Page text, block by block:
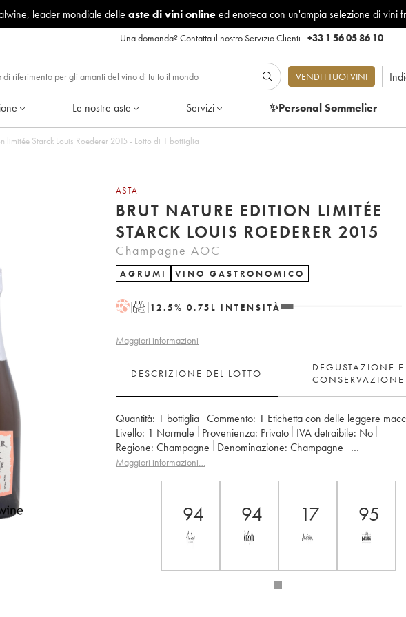
leader mondiale delle aste di vini onlineed enoteca con un'ampia selezione di vini
Una domanda?Contatta il nostro Servizio Clienti |+33 1 56 05 86 10
VENDI I TUOI VINI
Le nostre aste Servizi ✨Personal Sommelier
limitée Starck Louis Roederer 2015 - Lotto di 1 bottiglia
ASTA
BRUT NATURE EDITION LIMITÉE
STARCK LOUIS ROEDERER 2015
Champagne AOC
AGRUMI VINO GASTRONOMICO
HT 12.5% 0.75 L INTENSITÀ
Maggiori informazioni
DESCRIZIONE DEL LOTTO
DEGUSTAZIONE E
CONSERVAZIONE
Quantità: 1 bottiglia Commento: 1 Etichetta con delle leggere
Livello: 1 Normale Provenienza: privato IVA detraibile:
no
Regione:
Champagne Denominazione:
Champagne
Proprietario: Louis Roederer
Maggiori informazioni…
94 94 17 95